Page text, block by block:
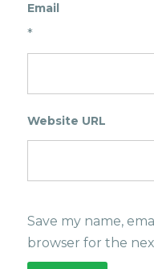
Email
*
Website URL
Save my name,
browser for the